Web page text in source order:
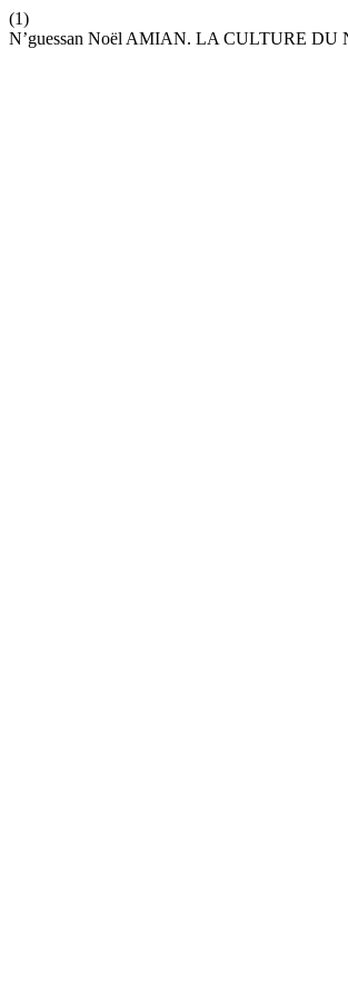
(1)
N’guessan Noël AMIAN. LA CULTURE